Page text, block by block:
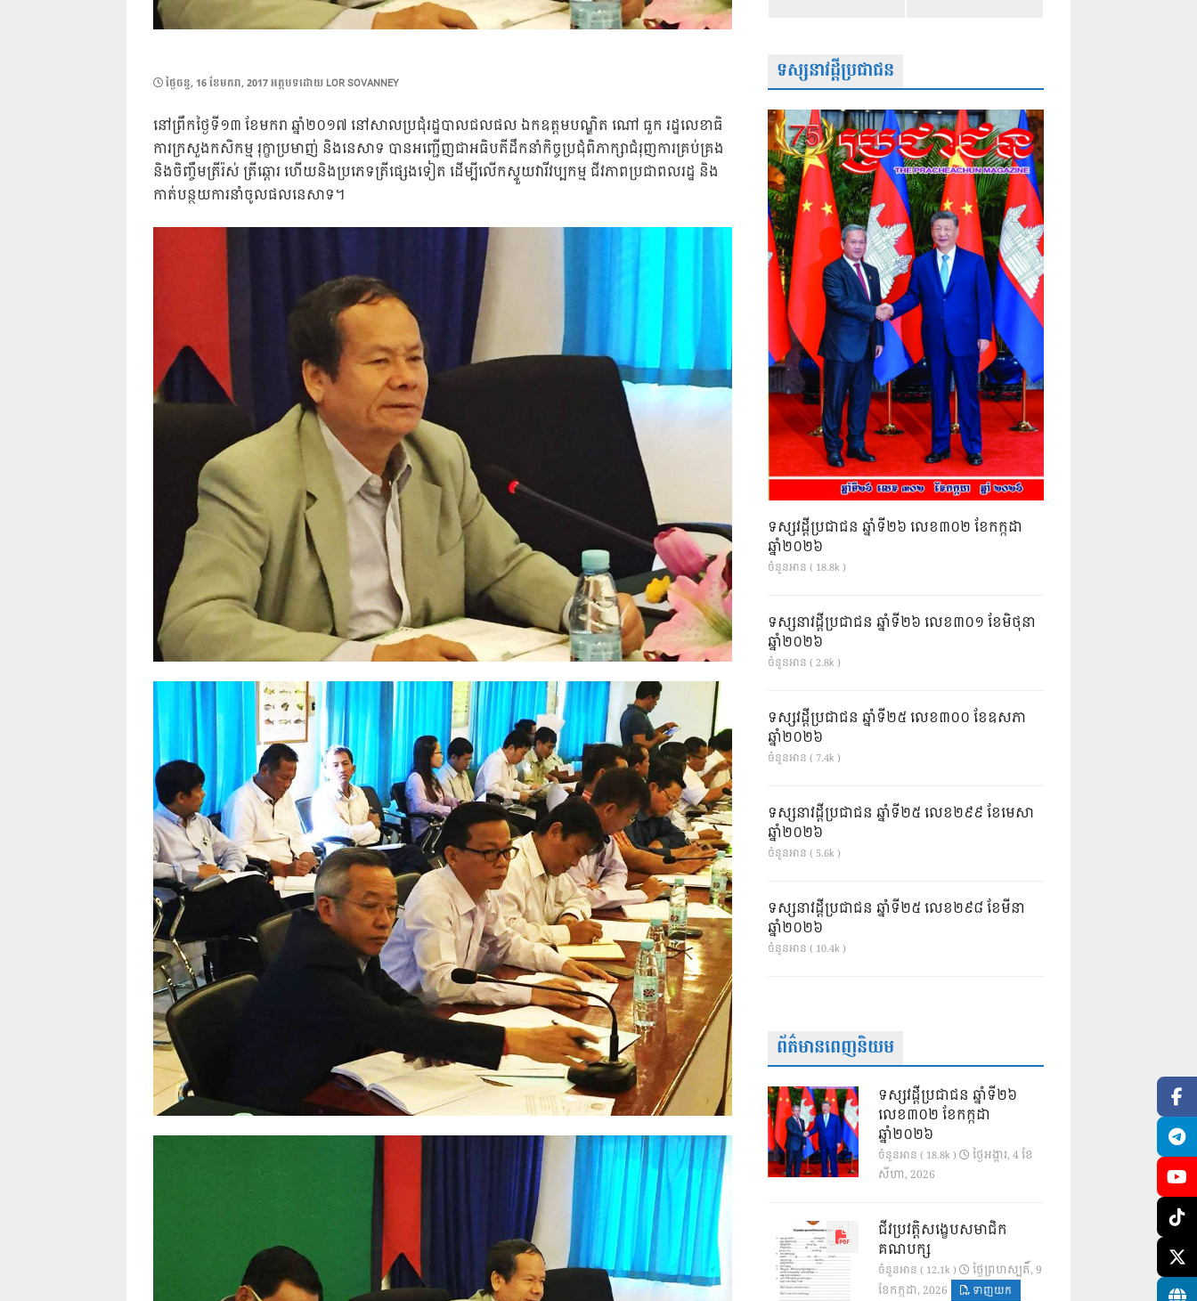
POSTED
ថ្ងៃ​ចន្ទ, 16 ខែ​មករា, 2017អត្ថបទដោយ LOR SOVANNEY
នៅព្រឹកថ្ងៃទី១៣ ខែមករា ឆ្នាំ២០១៧ នៅសាលប្រជុំរដ្ឋបាលជលផល ឯកឧត្តមបណ្ឌិត ណៅ ធួក រដ្ឋលេខាធិ
ការក្រសួងកសិកម្ម រុក្ខាប្រមាញ់ និងនេសាទ បានអញ្ជើញជាអធិបតីដឹកនាំកិច្ចប្រជុំពិភាក្សាជំរុញការគ្រប់គ្រង
និងចិញ្ចឹមត្រីរ៉ស់ ត្រីឆ្ដោរ ហើយនិងប្រភេទត្រីផ្សេងទៀត ដើម្បីលើកស្ទួយវារីវប្បកម្ម ជីវភាពប្រជាពលរដ្ឋ និង
កាត់បន្ថយការនាំចូលផលនេសាទ។
ទស្សនាវដ្តីប្រជាជន
ទស្សវដ្តីប្រជាជន ឆ្នាំទី២៦ លេខ៣០២ ខែកក្កដា
ឆ្នាំ២០២៦
ចំនួនអាន ( 18.8k )
ទស្សនាវដ្ដីប្រជាជន ឆ្នាំទី២៦ លេខ៣០១ ខែមិថុនា
ឆ្នាំ២០២៦
ចំនួនអាន ( 2.8k )
ទស្សវដ្តីប្រជាជន ឆ្នាំទី២៥ លេខ៣០០ ខែឧសភា
ឆ្នាំ២០២៦
ចំនួនអាន ( 7.4k )
ទស្សនាវដ្ដីប្រជាជន ឆ្នាំទី២៥ លេខ២៩៩ ខែមេសា
ឆ្នាំ២០២៦
ចំនួនអាន ( 5.6k )
ទស្សនាវដ្ដីប្រជាជន ឆ្នាំទី២៥ លេខ២៩៨ ខែមីនា
ឆ្នាំ២០២៦
ចំនួនអាន ( 10.4k )
ព័ត៌មានពេញនិយម
ទស្សវដ្តីប្រជាជន ឆ្នាំទី២៦
លេខ៣០២ ខែកក្កដា
ឆ្នាំ២០២៦
ចំនួនអាន ( 18.8k )
ថ្ងៃ​អង្គារ, 4 ខែ​
សីហា, 2026
ជីវប្រវត្តិសង្ខេបសមាជិក
គណបក្ស
ចំនួនអាន ( 12.1k )
ថ្ងៃ​ព្រហស្បតិ៍, 9
ខែ​កក្កដា, 2026
ទាញយក